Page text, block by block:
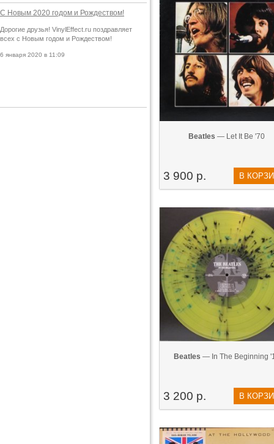
С Новым 2020 годом и Рождеством!
Дорогие друзья! VinylEffect.ru поздравляет
всех с Новым годом и Рождеством!
6 января 2020 в 11:09
Beatles — Let It Be '70
3 900 р. В
Beatles — In The Beginning
3 200 р. В